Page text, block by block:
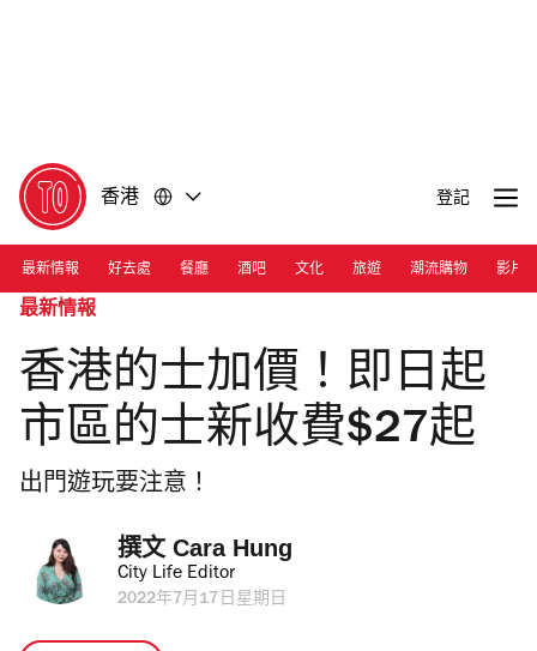
香港 登記
最新情報 好去處 餐廳 酒吧 文化 旅遊 潮流購物 影片
最新情報
香港的士加價！即日起
市區的士新收費$27起
出門遊玩要注意！
撰文 Cara Hung
City Life Editor
2022年7月17日星期日